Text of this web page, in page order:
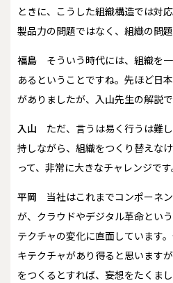
ときに、こうした組織構造では対
製品力の問題ではなく、組織の問題
福島 そういう時代には、組織を
あるということですね。先ほど日
がありましたが、入山先生の解説
入山 ただ、言うは易く行うは難
持しながら、組織をつくり替えな
って、非常に大きなチャレンジです
平岡 当社はこれまでコンポーネ
が、クラウドやデジタル革命とい
テクチャの変化に直面しています
キテクチャがあり得ると思います
をつくるとすれば、妄想をたくま